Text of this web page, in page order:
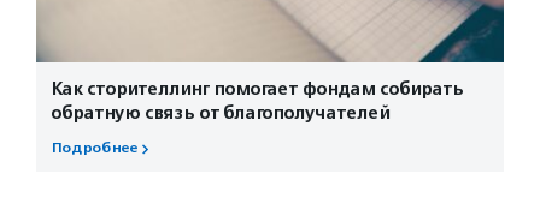
Как сторителлинг помогает фондам собирать
обратную связь от благополучателей
Подробнее